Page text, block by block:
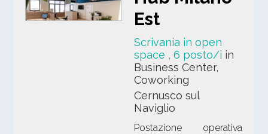
Est
Scrivania in open
space , 6 posto/i in
Business Center,
Coworking
Cernusco sul
Naviglio
Postazione operativa